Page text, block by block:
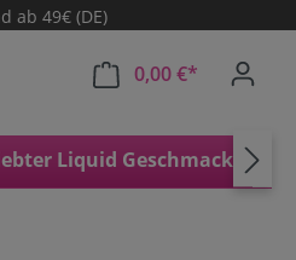
ab 49€ (DE)
0,00 €*
Liquid Geschmack